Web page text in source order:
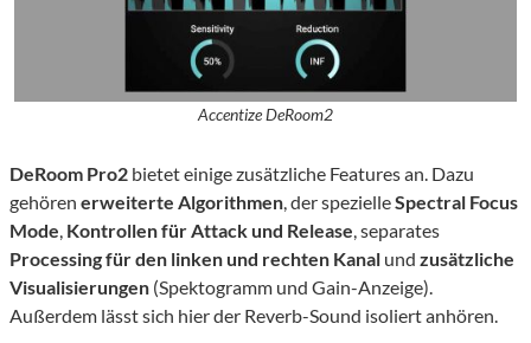
Accentize DeRoom2
DeRoom Pro2 bietet einige zusätzliche Features an. Dazu
gehören erweiterte Algorithmen, der spezielleSpectral Focus
Mode, Kontrollen für Attack und Release, separates
Processing für den linken und rechten Kanal und zusätzliche
Visualisierungen (Spektogramm und Gain-Anzeige).
Außerdem lässt sich hier der Reverb-Sound isoliert anhören.